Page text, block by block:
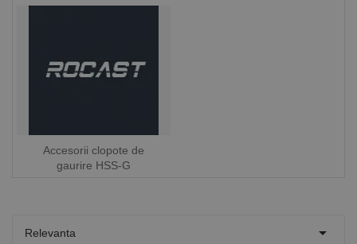
Accesorii clopote de
gaurire HSS-G
Relevanta 